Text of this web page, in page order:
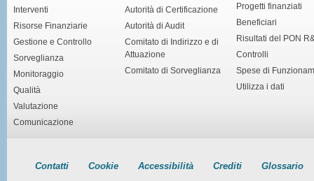
Interventi
Risorse Finanziarie
Gestione e Controllo
Sorveglianza
Monitoraggio
Qualità
Valutazione
Comunicazione
Autorità di Certificazione
Autorità di Audit
Comitato di Indirizzo e di
Attuazione
Comitato di Sorveglianza
Progetti finanziati
Beneficiari
Risultati del PON
Controlli
Spese di
Utilizza i dati
Contatti Cookie Accessibilità Crediti Glossario